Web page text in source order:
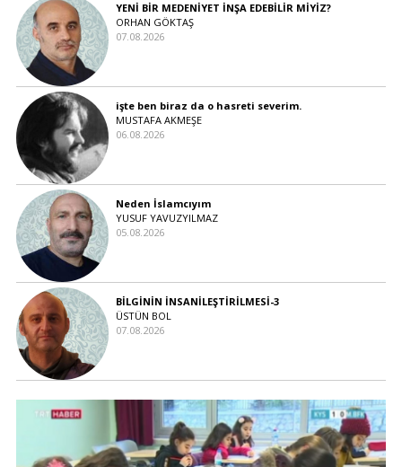
YENİ BİR MEDENİYET İNŞA EDEBİLİR MİYİZ?
ORHAN GÖKTAŞ
07.08.2026
işte ben biraz da o hasreti severim.
MUSTAFA AKMEŞE
06.08.2026
Neden İslamcıyım
YUSUF YAVUZYILMAZ
05.08.2026
BİLGİNİN İNSANİLEŞTİRİLMESİ-3
ÜSTÜN BOL
07.08.2026